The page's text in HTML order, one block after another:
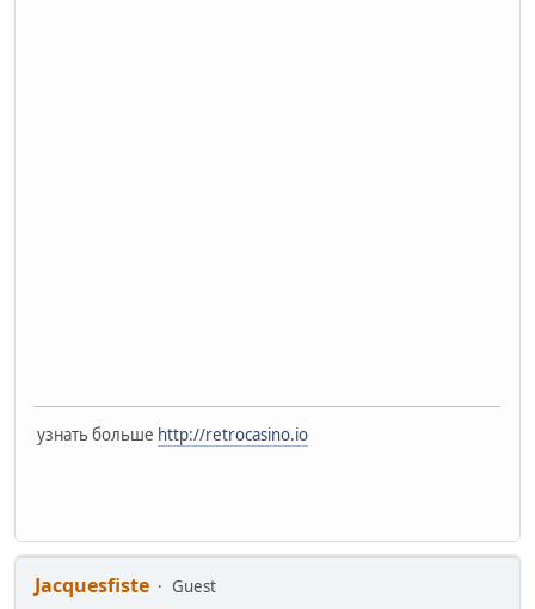
узнать больше http://retrocasino.io
Jacquesfiste
Guest